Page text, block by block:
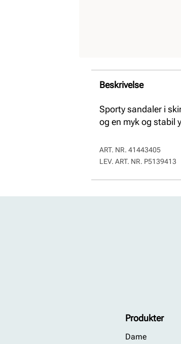
Beskrivelse
Sporty sandaler i
og en myk og stabil
ART. NR. 41443405
LEV. ART. NR. P5139413
Produkter
Dame